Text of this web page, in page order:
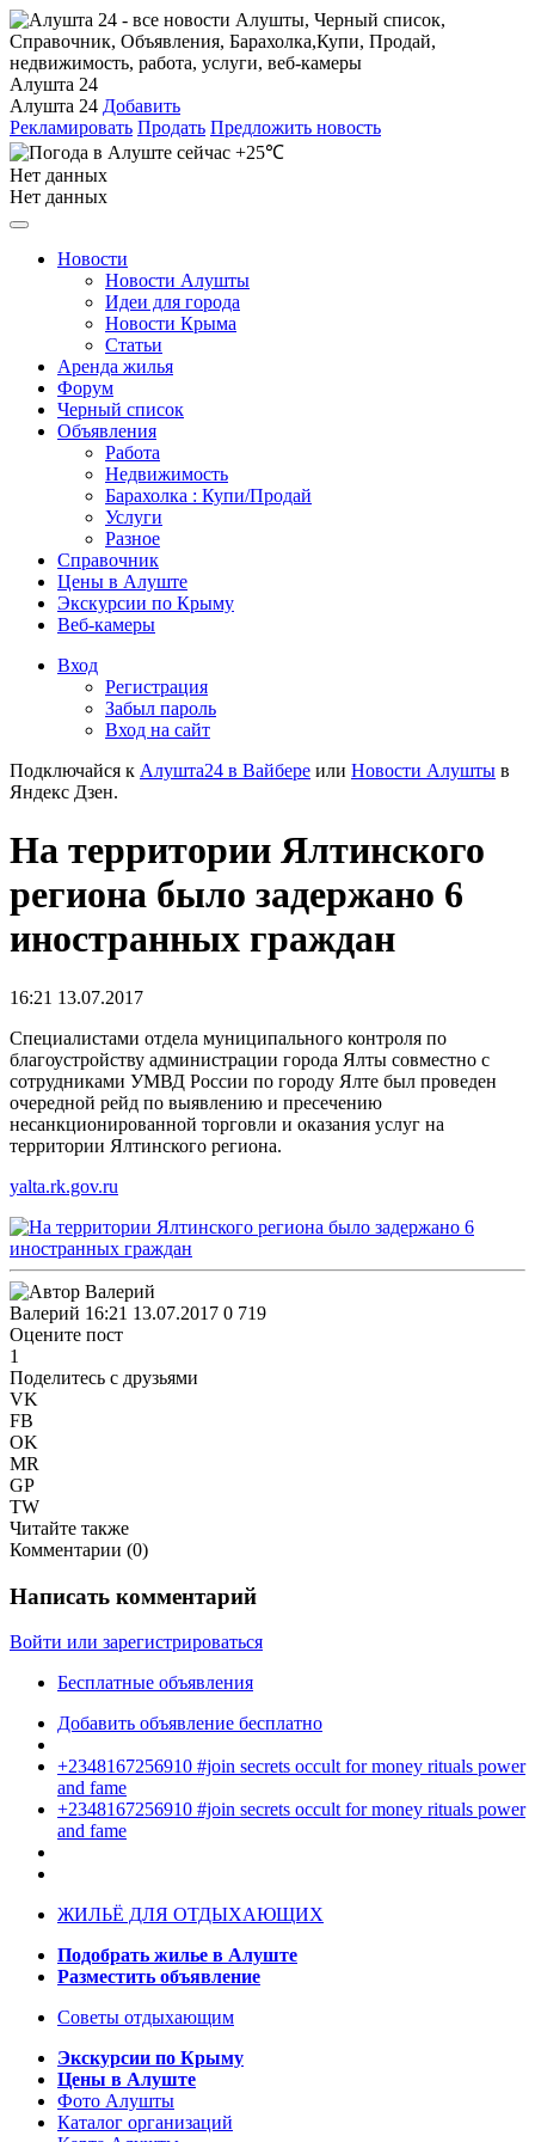
Алушта 24
Алушта 24 Добавить
Рекламировать Продать Предложить новость
+25℃
Нет данных
Нет данных
Новости
Новости Алушты
Идеи для города
Новости Крыма
Статьи
Аренда жилья
Форум
Черный список
Объявления
Работа
Недвижимость
Барахолка : Купи/Продай
Услуги
Разное
Справочник
Цены в Алуште
Экскурсии по Крыму
Веб-камеры
Вход
Регистрация
Забыл пароль
Вход на сайт
Подключайся к Алушта24 в Вайбере или Новости Алушты в
Яндекс Дзен.
На территории Ялтинского
региона было задержано 6
иностранных граждан
16:21 13.07.2017
Специалистами отдела муниципального контроля по
благоустройству администрации города Ялты совместно с
сотрудниками УМВД России по городу Ялте был проведен
очередной рейд по выявлению и пресечению
несанкционированной торговли и оказания услуг на
территории Ялтинского региона.
yalta.rk.gov.ru
Валерий 16:21 13.07.2017 0 719
Оцените пост
1
Поделитесь с друзьями
VK
FB
OK
MR
GP
TW
Читайте также
Комментарии (0)
Написать комментарий
Войти или зарегистрироваться
Бесплатные объявления
Добавить объявление бесплатно
+2348167256910 #join secrets occult for money rituals power
and fame
+2348167256910 #join secrets occult for money rituals power
and fame
ЖИЛЬЁ ДЛЯ ОТДЫХАЮЩИХ
Подобрать жилье в Алуште
Разместить объявление
Советы отдыхающим
Экскурсии по Крыму
Цены в Алуште
Фото Алушты
Каталог организаций